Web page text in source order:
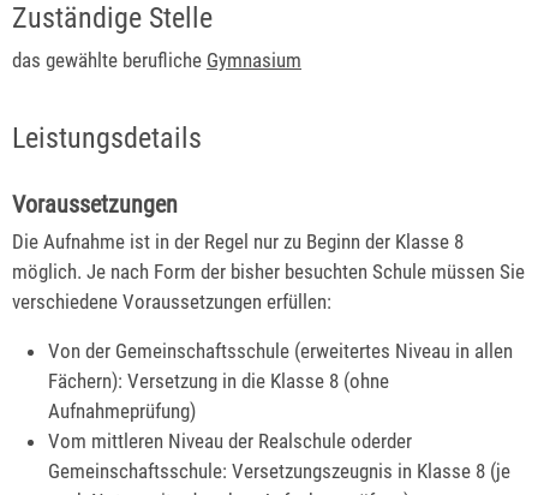
Zuständige Stelle
das gewählte berufliche Gymnasium
Leistungsdetails
Voraussetzungen
Die Aufnahme ist in der Regel nur zu Beginn der Klasse 8
möglich. Je nach Form der bisher besuchten Schule müssen Sie
verschiedene Voraussetzungen erfüllen:
Von der Gemeinschaftsschule (erweitertes Niveau in allen
Fächern): Versetzung in die Klasse 8 (ohne
Aufnahmeprüfung)
Vom mittleren Niveau der Realschule oderder
Gemeinschaftsschule: Versetzungszeugnis in Klasse 8 (je